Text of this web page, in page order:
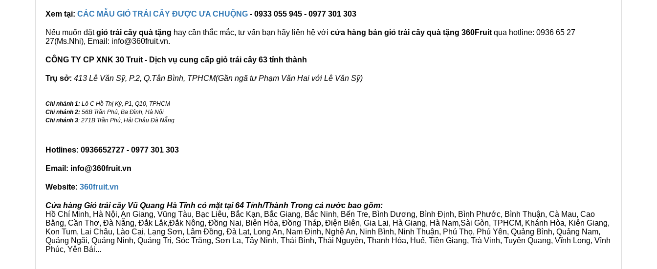
Xem tại: CÁC MẪU GIỎ TRÁI CÂY ĐƯỢC ƯA CHUỘNG - 0933 055 945 - 0977 301 303
Nếu muốn đặtgiỏ trái cây quà tặng hay cần thắc mắc, tư vấn bạn hãy liên hệ với cửa hàng bán giỏ trái cây quà tặng 360Fruit qua hotline: 0936 65 27
27(Ms.Nhi), Email: info@360fruit.vn.
CÔNG TY CP XNK 30 Truit - Dịch vụ cung cấp giỏ trái cây 63 tỉnh thành
Trụ sở: 413 Lê Văn Sỹ, P.2, Q.Tân Bình, TPHCM(Gần ngã tư Phạm Văn Hai với Lê Văn Sỹ)
Chi nhánh 1: Lô C Hồ Thị Kỷ, P1, Q10, TPHCM
Chi nhánh 2: 56B Trần Phú, Ba Đình, Hà Nội
Chi nhánh 3: 271B Trần Phú, Hải Châu Đà Nẵng
Hotlines: 0936652727 - 0977 301 303
Email: info@360fruit.vn
Website: 360fruit.vn
Cửa hàng Giỏ trái cây Vũ Quang Hà Tĩnh có mặt tại 64 Tỉnh/Thành Trong cả nước bao gồm:
Hồ Chí Minh, Hà Nội, An Giang, Vũng Tàu, Bạc Liêu, Bắc Kạn, Bắc Giang, Bắc Ninh, Bến Tre, Bình Dương, Bình Định, Bình Phước, Bình Thuận, Cà Mau, Cao
Bằng, Cần Thơ, Đà Nẵng, Đắk Lắk,Đắk Nông, Đồng Nai, Biên Hòa, Đồng Tháp, Điện Biên, Gia Lai, Hà Giang, Hà Nam,Sài Gòn, TPHCM, Khánh Hòa, Kiên Giang,
Kon Tum, Lai Châu, Lào Cai, Lạng Sơn, Lâm Đồng, Đà Lạt, Long An, Nam Định, Nghệ An, Ninh Bình, Ninh Thuận, Phú Thọ, Phú Yên, Quảng Bình, Quảng Nam,
Quảng Ngãi, Quảng Ninh, Quảng Trị, Sóc Trăng, Sơn La, Tây Ninh, Thái Bình, Thái Nguyên, Thanh Hóa, Huế, Tiền Giang, Trà Vinh, Tuyên Quang, Vĩnh Long, Vĩnh
Phúc, Yên Bái...